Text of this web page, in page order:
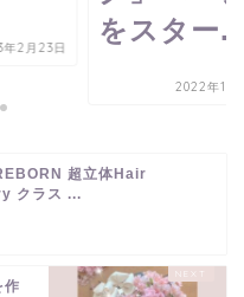
2月23日
をスター
2022年10
超立体Hair
クラス ...
作